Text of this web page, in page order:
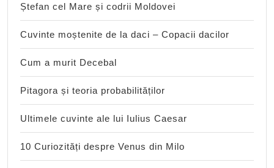
Ștefan cel Mare și codrii Moldovei
Cuvinte moștenite de la daci – Copacii dacilor
Cum a murit Decebal
Pitagora și teoria probabilităților
Ultimele cuvinte ale lui Iulius Caesar
10 Curiozități despre Venus din Milo